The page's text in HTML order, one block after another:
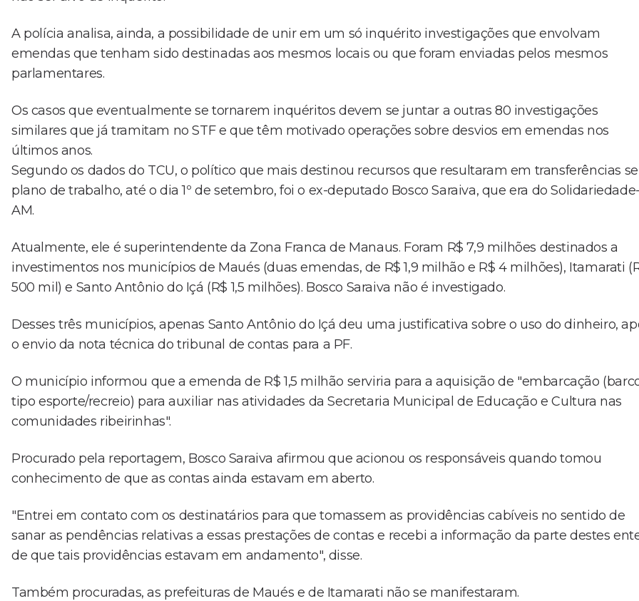
A polícia analisa, ainda, a possibilidade de unir em um só inquérito investigações que envolvam
emendas que tenham sido destinadas aos mesmos locais ou que foram enviadas pelos mesmos
parlamentares.
Os casos que eventualmente se tornarem inquéritos devem se juntar a outras 80 investigações
similares que já tramitam no STF e que têm motivado operações sobre desvios em emendas nos
últimos anos.
Segundo os dados do TCU, o político que mais destinou recursos que resultaram em transferências
plano de trabalho, até o dia 1º de setembro, foi o ex-deputado Bosco Saraiva, que era do Solidariedade-
AM.
Atualmente, ele é superintendente da Zona Franca de Manaus. Foram R$ 7,9 milhões destinados a
investimentos nos municípios de Maués (duas emendas, de R$ 1,9 milhão e R$ 4 milhões), Itamarati
500 mil) e Santo Antônio do Içá (R$ 1,5 milhões). Bosco Saraiva não é investigado.
Desses três municípios, apenas Santo Antônio do Içá deu uma justificativa sobre o uso do dinheiro,
o envio da nota técnica do tribunal de contas para a PF.
O município informou que a emenda de R$ 1,5 milhão serviria para a aquisição de "embarcação
tipo esporte/recreio) para auxiliar nas atividades da Secretaria Municipal de Educação e Cultura nas
comunidades ribeirinhas".
Procurado pela reportagem, Bosco Saraiva afirmou que acionou os responsáveis quando tomou
conhecimento de que as contas ainda estavam em aberto.
"Entrei em contato com os destinatários para que tomassem as providências cabíveis no sentido de
sanar as pendências relativas a essas prestações de contas e recebi a informação da parte destes
de que tais providências estavam em andamento", disse.
Também procuradas, as prefeituras de Maués e de Itamarati não se manifestaram.